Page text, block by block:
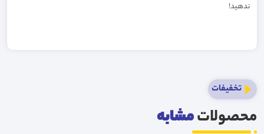
ندهید!
تخفیفات
محصولاتمشابه